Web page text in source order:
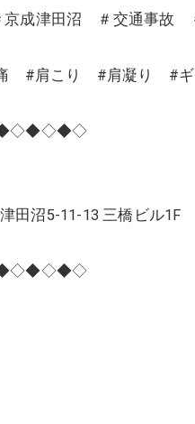
成津田沼 ＃交通事故
#肩こり #肩凝り #ギ
田沼5-11-13 三橋ビル1F